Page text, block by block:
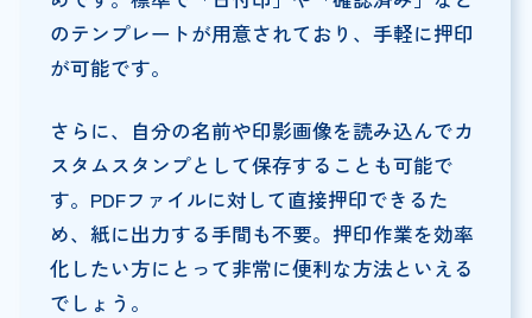
のテンプレートが用意されており、手軽に押印
が可能です。
さらに、自分の名前や印影画像を読み込んでカ
スタムスタンプとして保存することも可能で
す。PDFファイルに対して直接押印できるた
め、紙に出力する手間も不要。押印作業を効率
化したい方にとって非常に便利な方法といえる
でしょう。